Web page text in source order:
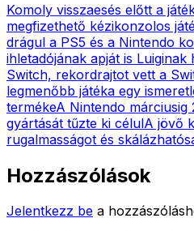
Komoly visszaesés előtt a
megfizethető kézikonzolos
drágul a PS5 és a Nintendo
ihletadójának apját is Luiginak
Switch, rekordrajtot vett a
legmenőbb játéka egy
termékeA Nintendo márciusig
gyártását tűzte ki célulA jövő
rugalmasságot és
Hozzászólások
Jelentkezz be a